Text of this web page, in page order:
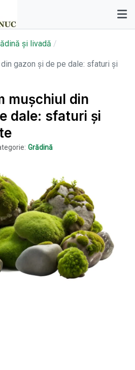
și livadă
gazon și de pe dale: sfaturi și
mușchiul din
dale: sfaturi și
Grădină